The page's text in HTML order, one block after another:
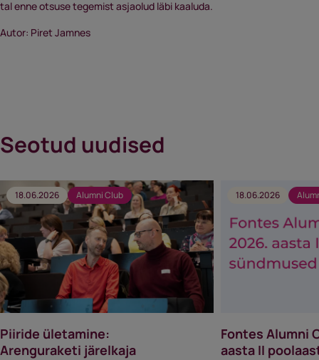
tal enne otsuse tegemist asjaolud läbi kaaluda.
Autor: Piret Jamnes
Seotud uudised
18.06.2026 Alumni Club
Piiride ületamine:
Arenguraketi järelkaja
18.06.2026
Fontes Alumni
aasta II